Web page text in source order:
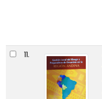
11.